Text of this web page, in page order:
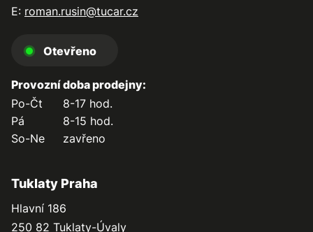
E: roman.rusin@tucar.cz
Otevřeno
Provozní doba prodejny:
Po-Čt
8-17 hod.
Pá
8-15 hod.
So-Ne
zavřeno
Tuklaty Praha
Hlavní 186
250 82 Tuklaty-Úvaly